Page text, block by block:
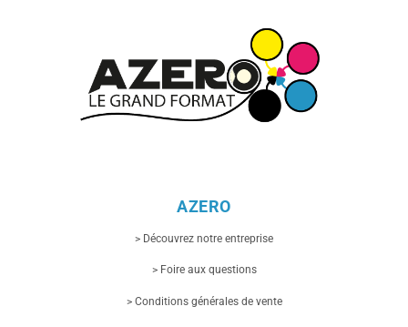
AZERO
> Découvrez notre entreprise
> Foire aux questions
> Conditions générales de vente